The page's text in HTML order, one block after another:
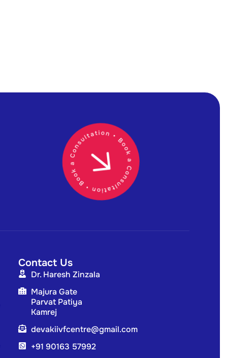
Contact Us
Dr. Haresh Zinzala
Majura Gate
Parvat Patiya
Kamrej
devakiivfcentre@gmail.com
+91 90163 57992